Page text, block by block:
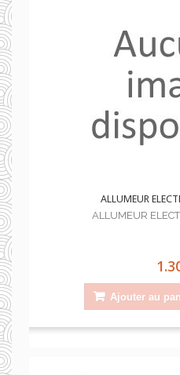
ALLUMEUR
ALLUMEUR
Ajouter au